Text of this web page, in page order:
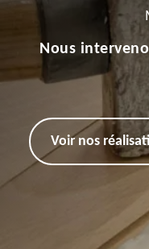
Nous
Voir nos